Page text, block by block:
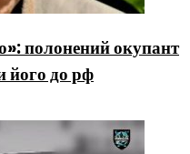
полонений окупант
його до рф